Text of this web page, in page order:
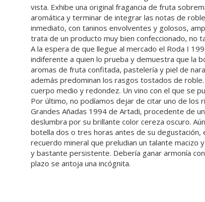
vista. Exhibe una original fragancia de fruta
aromática y terminar de integrar las notas de
inmediato, con taninos envolventes y golosos,
trata de un producto muy bien confeccionado, no
A la espera de que llegue al mercado el Roda I
indiferente a quien lo prueba y demuestra que la
aromas de fruta confitada, pastelería y piel de
además predominan los rasgos tostados de
cuerpo medio y redondez. Un vino con el que se
Por último, no podíamos dejar de citar uno de los
Grandes Añadas 1994 de Artadi, procedente de
deslumbra por su brillante color cereza oscuro.
botella dos o tres horas antes de su
recuerdo mineral que preludian un talante macizo
y bastante persistente. Debería ganar armonía
plazo se antoja una incógnita.